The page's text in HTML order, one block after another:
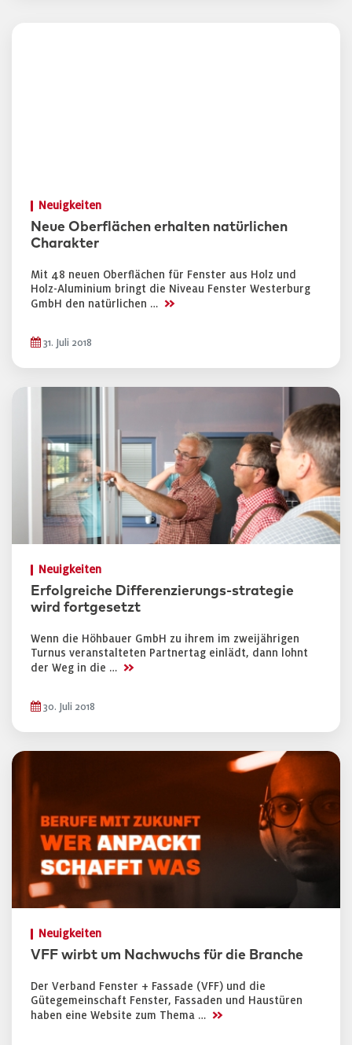
Neuigkeiten
Neue Oberflächen erhalten natürlichen
Charakter
Mit 48 neuen Oberflächen für Fenster aus Holz und
Holz-Aluminium bringt die Niveau Fenster Westerburg
GmbH den natürlichen … >>
31. Juli 2018
Neuigkeiten
Erfolgreiche Differenzierungs-strategie
wird fortgesetzt
Wenn die Höhbauer GmbH zu ihrem im zweijährigen
Turnus veranstalteten Partnertag einlädt, dann lohnt
der Weg in die … >>
30. Juli 2018
Neuigkeiten
VFF wirbt um Nachwuchs für die Branche
Der Verband Fenster + Fassade (VFF) und die
Gütegemeinschaft Fenster, Fassaden und Haustüren
haben eine Website zum Thema … >>